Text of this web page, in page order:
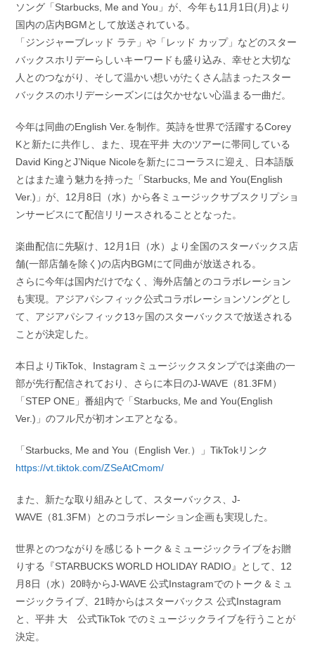
ソング「Starbucks, Me and You」が、今年も11月1日(月)より
国内の店内BGMとして放送されている。
「ジンジャーブレッド ラテ」や「レッド カップ」などのスター
バックスホリデーらしいキーワードも盛り込み、幸せと大切な
人とのつながり、そして温かい想いがたくさん詰まったスター
バックスのホリデーシーズンには欠かせない心温まる一曲だ。
今年は同曲のEnglish Ver.を制作。英詩を世界で活躍するCorey
Kと新たに共作し、また、現在平井 大のツアーに帯同している
David KingとJ’Nique Nicoleを新たにコーラスに迎え、日本語版
とはまた違う魅力を持った「Starbucks, Me and You(English
Ver.)」が、12月8日（水）から各ミュージックサブスクリプショ
ンサービスにて配信リリースされることとなった。
楽曲配信に先駆け、12月1日（水）より全国のスターバックス店
舗(一部店舗を除く)の店内BGMにて同曲が放送される。
さらに今年は国内だけでなく、海外店舗とのコラボレーション
も実現。アジアパシフィック公式コラボレーションソングとし
て、アジアパシフィック13ヶ国のスターバックスで放送される
ことが決定した。
本日よりTikTok、Instagramミュージックスタンプでは楽曲の一
部が先行配信されており、さらに本日のJ-WAVE（81.3FM）
「STEP ONE」番組内で「Starbucks, Me and You(English
Ver.)」のフル尺が初オンエアとなる。
「Starbucks, Me and You（English Ver.）」TikTokリンク
https://vt.tiktok.com/ZSeAtCmom/
また、新たな取り組みとして、スターバックス、J‐
WAVE（81.3FM）とのコラボレーション企画も実現した。
世界とのつながりを感じるトーク＆ミュージックライブをお贈
りする『STARBUCKS WORLD HOLIDAY RADIO』として、12
月8日（水）20時からJ‐WAVE 公式Instagramでのトーク＆ミュ
ージックライブ、21時からはスターバックス 公式Instagram
と、平井 大 公式TikTok でのミュージックライブを行うことが
決定。